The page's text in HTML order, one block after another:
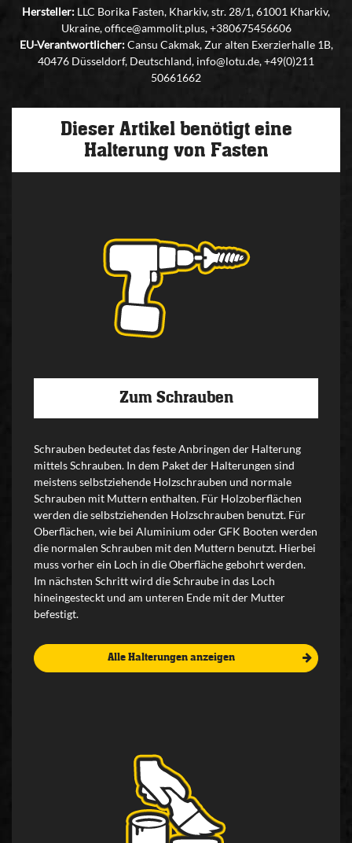
Hersteller: LLC Borika Fasten, Kharkiv, str. 28/1, 61001 Kharkiv,
Ukraine, office@ammolit.plus, +380675456606
EU-Verantwortlicher:Cansu Cakmak, Zur alten Exerzierhalle 1B,
40476 Düsseldorf, Deutschland, info@lotu.de, +49(0)211
50661662
Dieser Artikel benötigt eine
Halterung von Fasten
Zum Schrauben
Schrauben bedeutet das feste Anbringen der Halterung
mittels Schrauben. In dem Paket der Halterungen sind
meistens selbstziehende Holzschrauben und normale
Schrauben mit Muttern enthalten. Für Holzoberflächen
werden die selbstziehenden Holzschrauben benutzt. Für
Oberflächen, wie bei Aluminium oder GFK Booten werden
die normalen Schrauben mit den Muttern benutzt. Hierbei
muss vorher ein Loch in die Oberfläche gebohrt werden.
Im nächsten Schritt wird die Schraube in das Loch
hineingesteckt und am unteren Ende mit der Mutter
befestigt.
Alle Halterungen anzeigen